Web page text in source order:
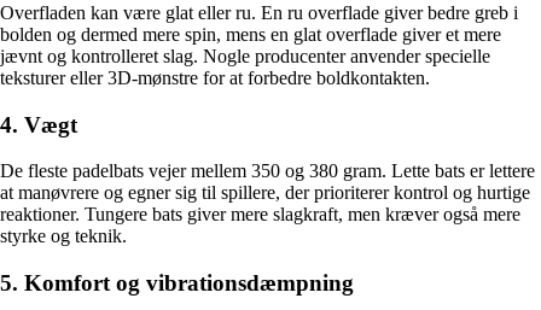
Overfladen kan være glat eller ru. En ru overflade giver bedre greb i
bolden og dermed mere spin, mens en glat overflade giver et mere
jævnt og kontrolleret slag. Nogle producenter anvender specielle
teksturer eller 3D-mønstre for at forbedre boldkontakten.
4. Vægt
De fleste padelbats vejer mellem 350 og 380 gram. Lette bats er lettere
at manøvrere og egner sig til spillere, der prioriterer kontrol og hurtige
reaktioner. Tungere bats giver mere slagkraft, men kræver også mere
styrke og teknik.
5. Komfort og vibrationsdæmpning